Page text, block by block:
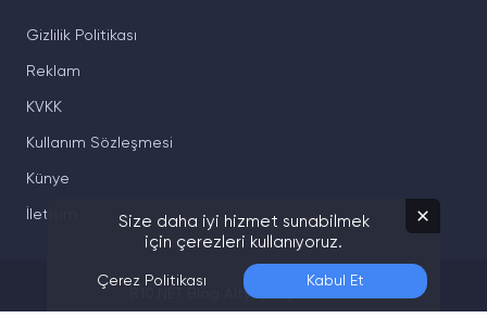
Gizlilik Politikası
Reklam
KVKK
Kullanım Sözleşmesi
Künye
İletişim
R10.NET Blog Altyapı Sponsorları
Size daha iyi hizmet sunabilmek
için çerezleri kullanıyoruz.
Çerez Politikası Kabul Et